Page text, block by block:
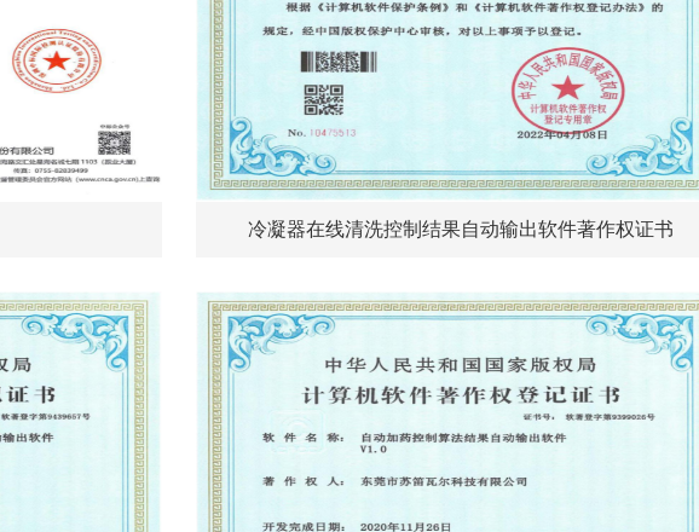
冷凝器在线清洗控制结果自动输出软件著作权证书